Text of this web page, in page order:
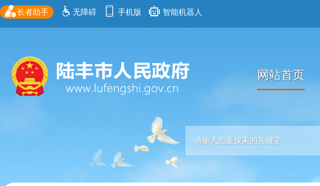
长者助手 无障碍 手机版 智能机器人
网站首页